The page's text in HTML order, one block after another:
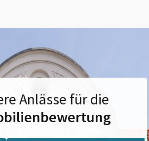
Anlässe für die